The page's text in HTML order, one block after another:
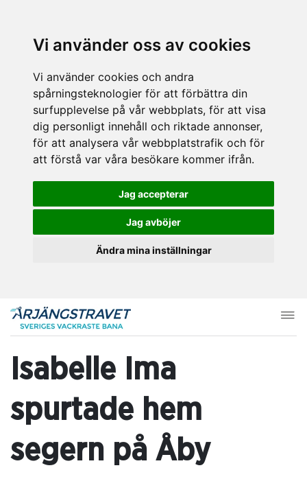
Vi använder oss av cookies
Vi använder cookies och andra
spårningsteknologier för att förbättra din
surfupplevelse på vår webbplats, för att visa
dig personligt innehåll och riktade annonser,
för att analysera vår webbplatstrafik och för
att förstå var våra besökare kommer ifrån.
Jag accepterar
Jag avböjer
Ändra mina inställningar
Isabelle Ima
spurtade hem
segern på Åby